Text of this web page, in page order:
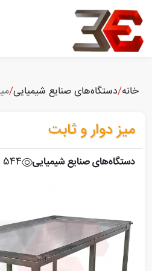
خانه/دستگاه‌های صنایع شیمیایی/
میز دوار و ثابت
دستگاه‌های صنایع شیمیایی 544